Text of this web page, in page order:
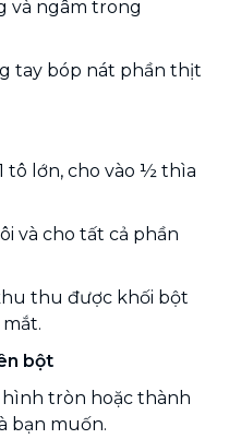
và ngâm trong
tay bóp nát phần thịt
tô lớn, cho vào ½ thìa
và cho tất cả phần
thu được khối bột
bột
tròn hoặc thành
bạn muốn.